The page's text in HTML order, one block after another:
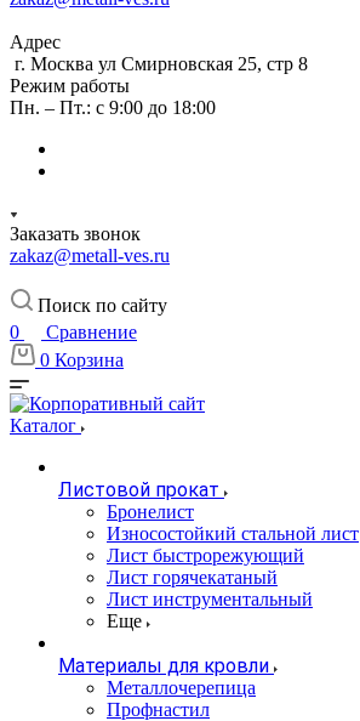
Адрес
г. Москва ул Смирновская 25, стр 8
Режим работы
Пн. – Пт.: с 9:00 до 18:00
Заказать звонок
zakaz@metall-ves.ru
Поиск по сайту
0
Сравнение
0 Корзина
Каталог
Листовой прокат
Бронелист
Износостойкий стальной лист
Лист быстрорежующий
Лист горячекатаный
Лист инструментальный
Еще
Материалы для кровли
Металлочерепица
Профнастил